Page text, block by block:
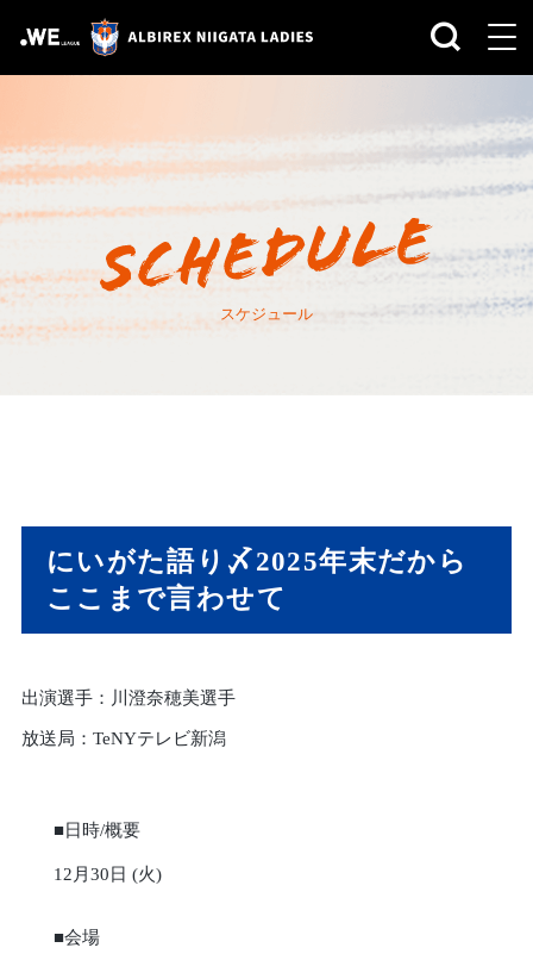
スケジュール
にいがた語り〆2025年末だから
ここまで言わせて
出演選手：川澄奈穂美選手
放送局： TeNYテレビ新潟
■日時/概要
12月30日 (火)
■会場